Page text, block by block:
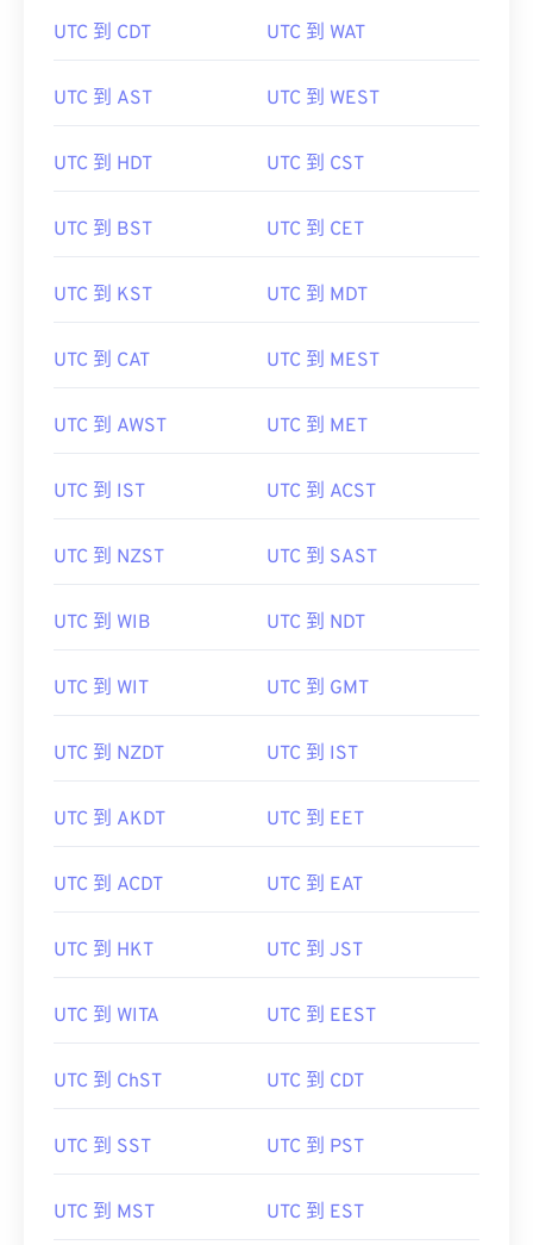
UTC 到 CDT UTC 到 WAT
UTC 到 AST UTC 到 WEST
UTC 到 HDT UTC 到 CST
UTC 到 BST UTC 到 CET
UTC 到 KST UTC 到 MDT
UTC 到 CAT UTC 到 MEST
UTC 到 AWST UTC 到 MET
UTC 到 IST UTC 到 ACST
UTC 到 NZST UTC 到 SAST
UTC 到 WIB UTC 到 NDT
UTC 到 WIT UTC 到 GMT
UTC 到 NZDT UTC 到 IST
UTC 到 AKDT UTC 到 EET
UTC 到 ACDT UTC 到 EAT
UTC 到 HKT UTC 到 JST
UTC 到 WITA UTC 到 EEST
UTC 到 ChST UTC 到 CDT
UTC 到 SST UTC 到 PST
UTC 到 MST UTC 到 EST